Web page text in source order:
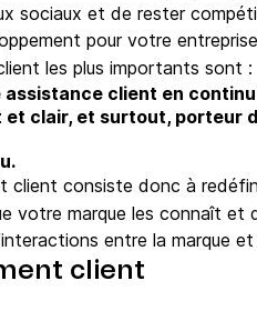
sociaux et de rester
pour votre
les plus importants sont :
assistance client en
clair, et surtout, porteur
client consiste donc à
marque les connaît et
entre la marque
client